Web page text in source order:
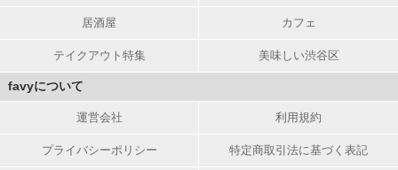
居酒屋 カフェ
テイクアウト特集 美味しい渋谷区
favyについて
運営会社 利用規約
プライバシーポリシー 特定商取引法に基づく表記